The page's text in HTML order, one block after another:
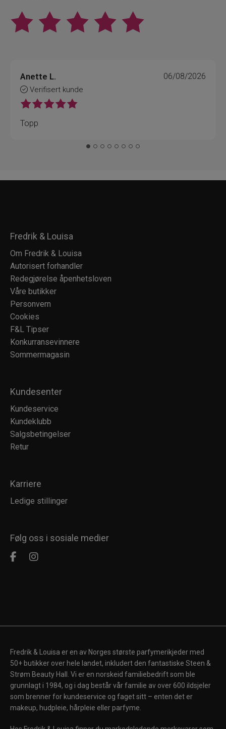
Anette L.
Verifisert kunde
06/08/2026
Topp
Fredrik & Louisa
Om Fredrik & Louisa
Autorisert forhandler
Redegjørelse åpenhetsloven
Våre butikker
Personvern
Cookies
F&L Tipser
Konkurransevinnere
Sommermagasin
Kundesenter
Kundeservice
Kundeklubb
Salgsbetingelser
Retur
Karriere
Ledige stillinger
Følg oss i sosiale medier
Fredrik & Louisa er en av Norges største parfymerikjeder med
50+ butikker over hele landet, inkludert den fantastiske Steen &
Strøm Beauty Hall. Vi er en norskeid familiebedrift som ble
grunnlagt i 1984, og i dag består vår familie av over 600 ildsjeler
som brenner for kundeservice og faget sitt – enten det er
makeup, hudpleie, hårpleie eller parfyme.